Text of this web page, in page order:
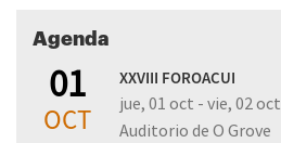
Agenda
01
OCT
XXVIII FOROACUI
jue, 01 oct - vie, 02 oct
Auditorio de O Grove